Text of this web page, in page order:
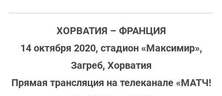
ХОРВАТИЯ – ФРАНЦИЯ
14 октября 2020, стадион «Максимир»,
Загреб, Хорватия
Прямая трансляция на телеканале «МАТЧ!